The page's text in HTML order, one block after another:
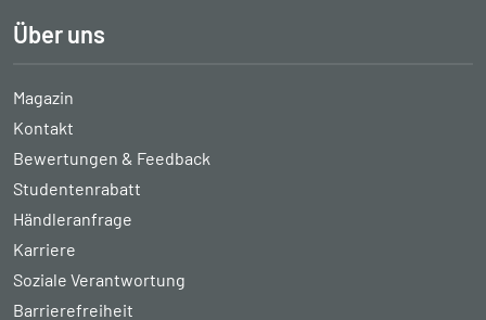
Über uns
Magazin
Kontakt
Bewertungen & Feedback
Studentenrabatt
Händleranfrage
Karriere
Soziale Verantwortung
Barrierefreiheit